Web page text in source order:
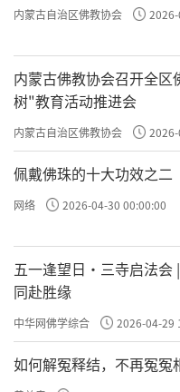
内蒙古自治区佛教协会
内蒙古佛教协会召开全区
树"教育活动推进会
内蒙古自治区佛教协会
佩戴佛珠的十大功效之二
网络 2026-04-30 00:00:00
五一逢望日・三寺启法会
同赴胜缘
中华网佛学综合 2026-04-29
如何解冤释结，不再冤冤